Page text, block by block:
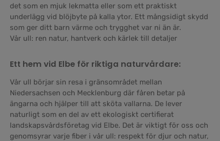
det som en mjuk lekmatta eller som ett praktiskt
underlägg vid blöjbyte på kalla ytor. Ett mångsidigt skydd
som ger ditt barn värme och trygghet var ni än är.
Vår ull: ren natur, hantverk och kärlek till detaljer
Ett hem vid Elbe för riktiga naturvårdare:
Vår ull börjar sin resa i gränsområdet mellan
Niedersachsen och Mecklenburg där fåren betar på
ängarna och hjälper till att sköta vallarna. De lever
naturligt som en del av ett ekologiskt certifierat
landskapsvårdsföretag vid Elbe. Det är viktigt för oss och
genomsyrar varje fiber i vår ull: respekt för djur och natur,